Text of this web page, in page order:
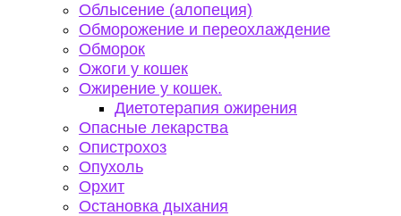
Облысение (алопеция)
Обморожение и переохлаждение
Обморок
Ожоги у кошек
Ожирение у кошек.
Диетотерапия ожирения
Опасные лекарства
Опистрохоз
Опухоль
Орхит
Остановка дыхания